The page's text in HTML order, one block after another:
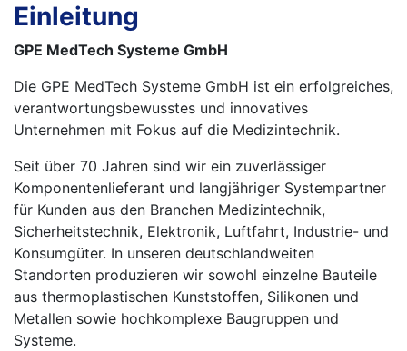
Einleitung
GPE MedTech Systeme GmbH
Die GPE MedTech Systeme GmbH ist ein erfolgreiches,
verantwortungsbewusstes und innovatives
Unternehmen mit Fokus auf die Medizintechnik.
Seit über 70 Jahren sind wir ein zuverlässiger
Komponentenlieferant und langjähriger Systempartner
für Kunden aus den Branchen Medizintechnik,
Sicherheitstechnik, Elektronik, Luftfahrt, Industrie- und
Konsumgüter. In unseren deutschlandweiten
Standorten produzieren wir sowohl einzelne Bauteile
aus thermoplastischen Kunststoffen, Silikonen und
Metallen sowie hochkomplexe Baugruppen und
Systeme.